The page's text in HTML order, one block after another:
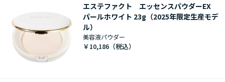
エステファクト エッセンスパウダーEX
パールホワイト 23g（2025年限定生産モデ
ル）
美容液パウダー
￥10,186